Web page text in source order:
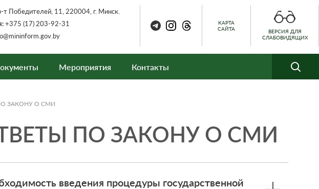
т Победителей, 11, 220004, г. Минск.
+375 (17) 203-92-31
КАРТА
САЙТА
ВЕРСИЯ ДЛЯ
СЛАБОВИДЯЩИХ
Мероприятия Контакты
ЗАКОНУ О СМИ
ПО ЗАКОНУ О СМИ
введения процедуры государственной